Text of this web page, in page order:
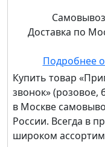
Доставка по
Подробнее
Купить товар
звонок» (розовое,
в Москве
России. Всегда в
широком